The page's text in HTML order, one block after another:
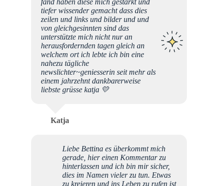
tiefer wissender gemacht dass dies
zeilen und links und bilder und und
von gleichgesinnten sind das
unterstützte mich nicht nur an
herausfordernden tagen gleich an
welchem ort ich lebte ich bin eine
nahezu tägliche
newslichter~geniesserin seit mehr als
einem jahrzehnt dankbarerweise
liebste grüsse katja 💛
Katja
Liebe Bettina es überkommt mich
gerade, hier einen Kommentar zu
hinterlassen und ich bin mir sicher,
dies im Namen vieler zu tun. Etwas
zu kreieren und ins Leben zu rufen ist